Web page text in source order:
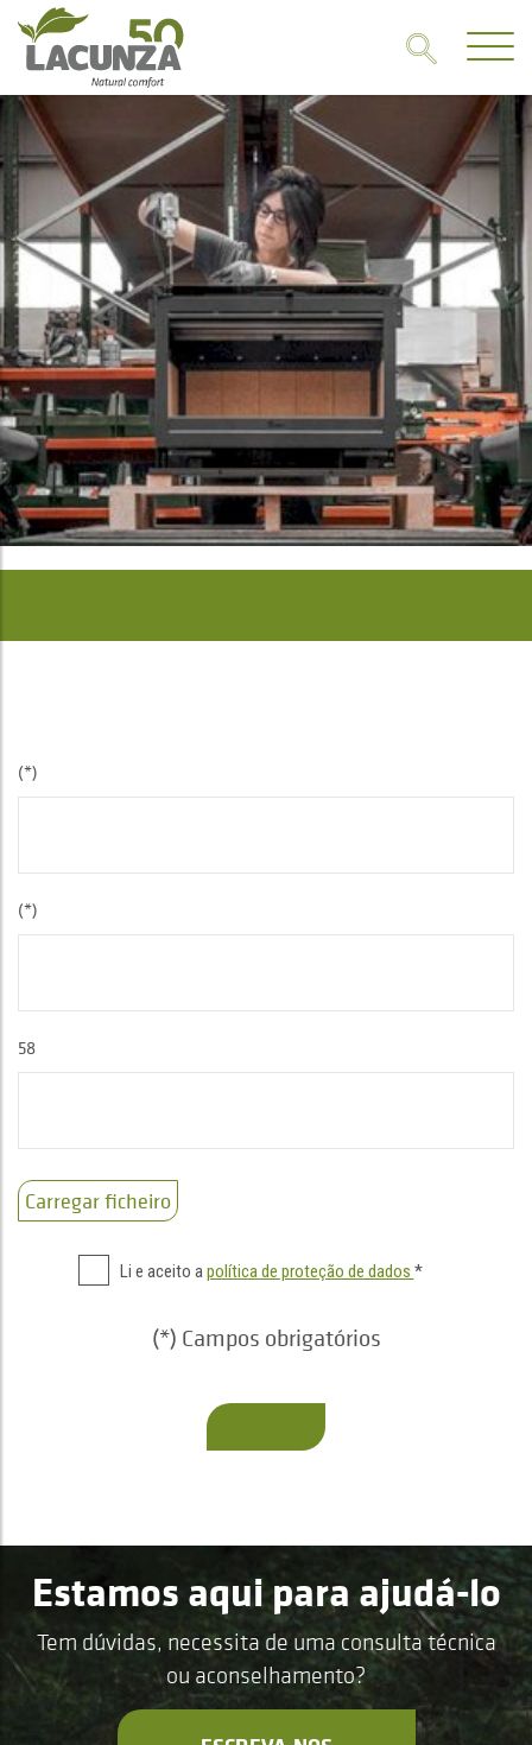
(*)
(*)
58
Carregar ficheiro
Li e aceito apolítica de proteção de dados *
(*) Campos obrigatórios
Estamos aqui para ajudá-lo
Tem dúvidas, necessita de uma consulta técnica
ou aconselhamento?